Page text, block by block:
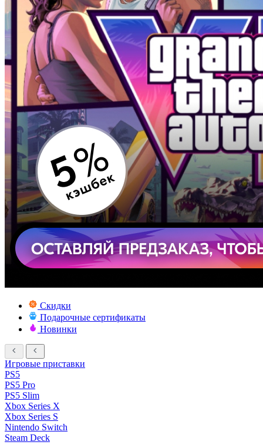
Скидки
Подарочные сертификаты
Новинки
Игровые приставки
PS5
PS5 Pro
PS5 Slim
Xbox Series X
Xbox Series S
Nintendo Switch
Steam Deck